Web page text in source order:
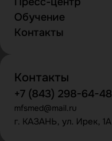
Обучение
Контакты
Контакты
+7 (843) 298-64-48
mfsmed@mail.ru
г. КАЗАНЬ, ул. Ирек, 1А